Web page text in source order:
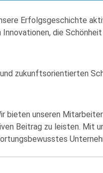
Erfolgsgeschichte
die
zukunftsorientierten
bieten unseren
Beitrag zu leisten. Mit